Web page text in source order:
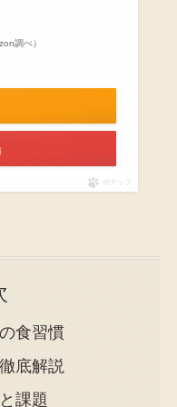
調べ）
ポチップ
食習慣
底解説
課題